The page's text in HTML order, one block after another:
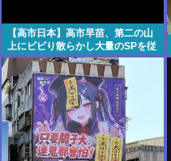
【高市日本】高市早苗、第二の山
上にビビり散らかし大量のSPを従
え演説台にも全面防弾ガラスを設
置